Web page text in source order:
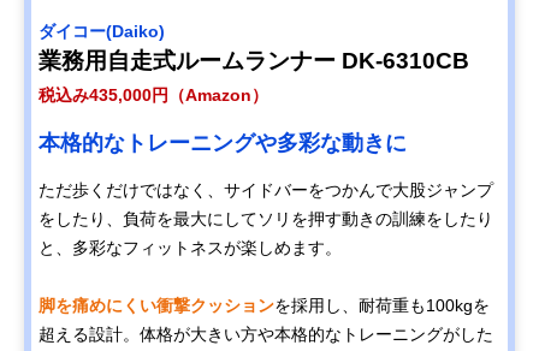
ダイコー(Daiko)
業務用自走式ルームランナー DK-6310CB
税込み435,000円（Amazon）
本格的なトレーニングや多彩な動きに
ただ歩くだけではなく、サイドバーをつかんで大股ジャンプ
をしたり、負荷を最大にしてソリを押す動きの訓練をしたり
と、多彩なフィットネスが楽しめます。
脚を痛めにくい衝撃クッションを採用し、耐荷重も100kgを
超える設計。体格が大きい方や本格的なトレーニングがした